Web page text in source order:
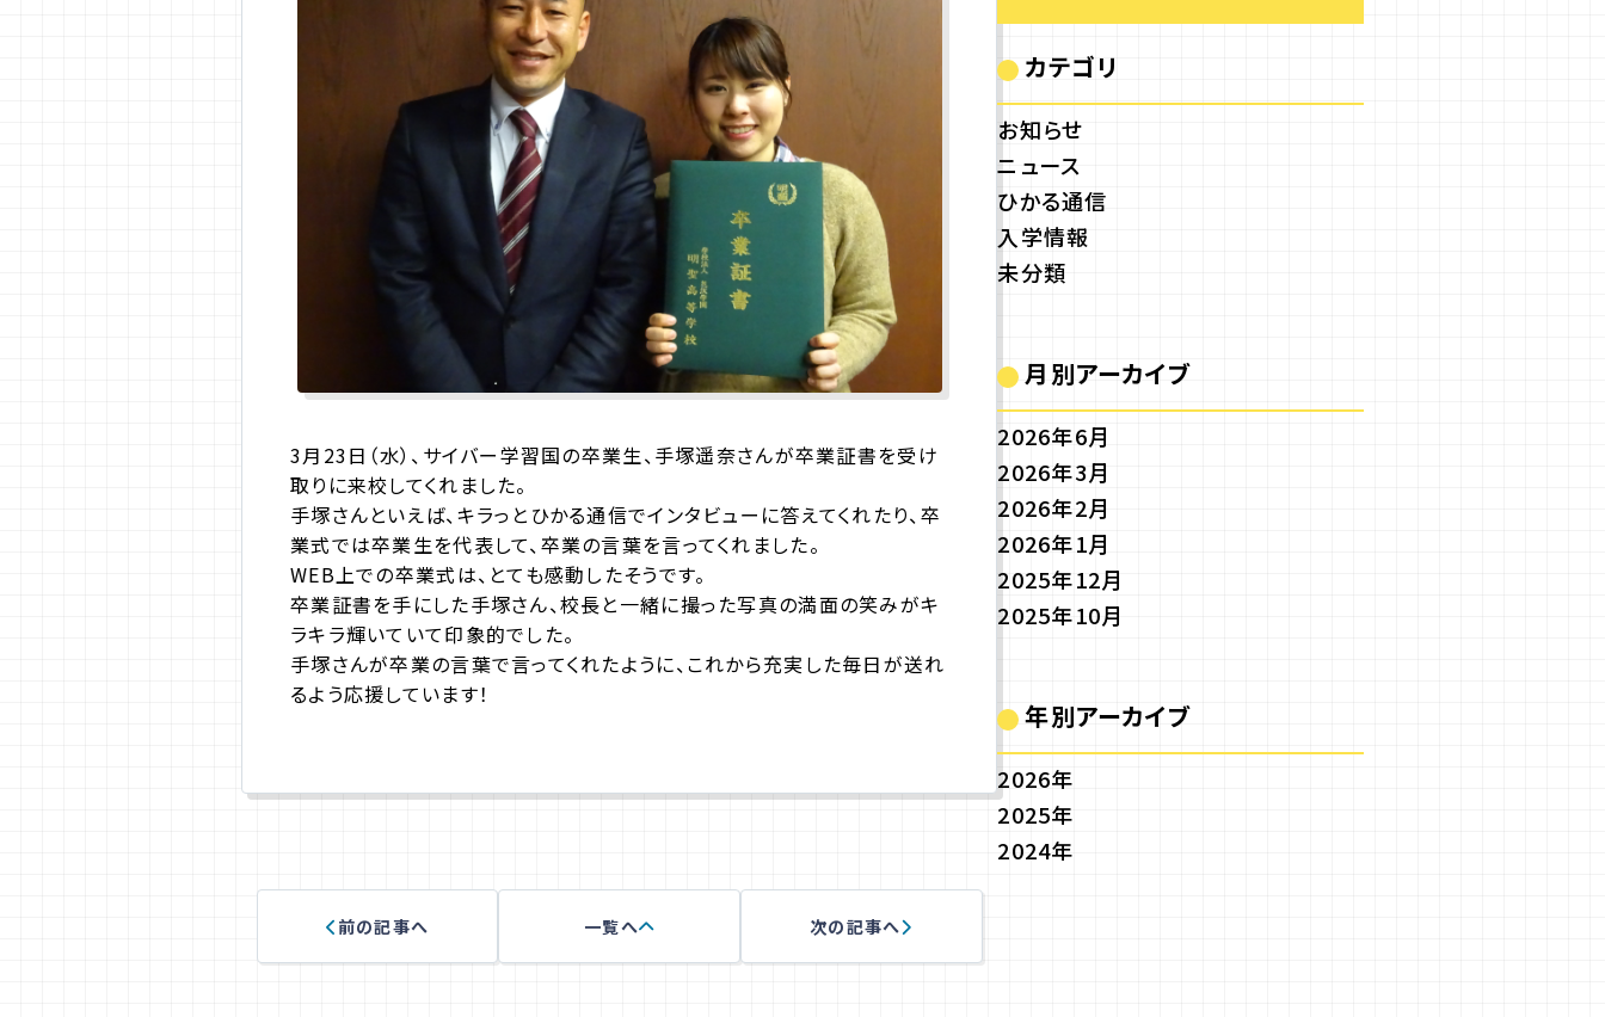
3月23日（水）、サイバー学習国の卒業生、手塚遥奈さんが卒業証書を受け
取りに来校してくれました。
手塚さんといえば、キラっとひかる通信でインタビューに答えてくれたり、卒
業式では卒業生を代表して、卒業の言葉を言ってくれました。
WEB上での卒業式は、とても感動したそうです。
卒業証書を手にした手塚さん、校長と一緒に撮った写真の満面の笑みがキ
ラキラ輝いていて印象的でした。
手塚さんが卒業の言葉で言ってくれたように、これから充実した毎日が送れ
るよう応援しています！
前の記事へ 一覧へ 次の記事へ
カテゴリ
お知らせ
ニュース
ひかる通信
入学情報
未分類
月別アーカイブ
2026年6月
2026年3月
2026年2月
2026年1月
2025年12月
2025年10月
年別アーカイブ
2026年
2025年
2024年